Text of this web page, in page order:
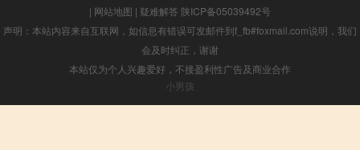
| 网站地图 | 疑难解答 陕ICP备05039492号
声明：本站内容来自互联网，如信息有错误可发邮件到f_fb#foxmail.com说明，我们
会及时纠正，谢谢
本站仅为个人兴趣爱好，不接盈利性广告及商业合作
小男孩